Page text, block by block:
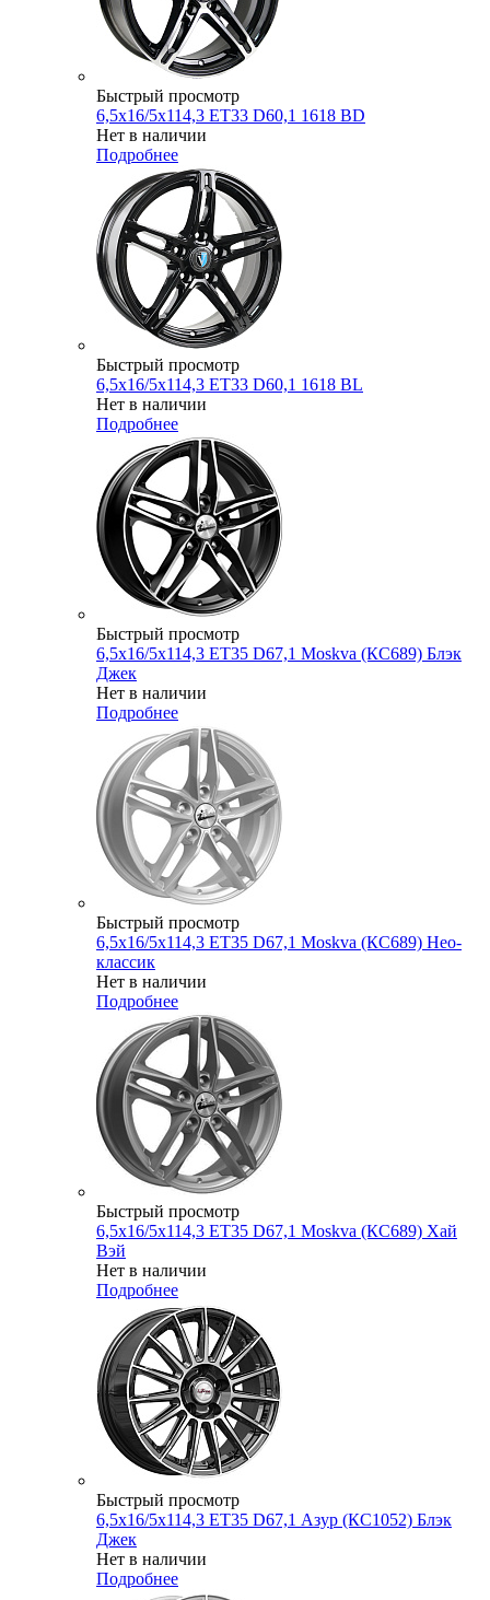
Быстрый просмотр
6,5x16/5x114,3 ET33 D60,1 1618 BD
Нет в наличии
Подробнее
Быстрый просмотр
6,5x16/5x114,3 ET33 D60,1 1618 BL
Нет в наличии
Подробнее
Быстрый просмотр
6,5x16/5x114,3 ET35 D67,1 Moskva (КС689) Блэк
Джек
Нет в наличии
Подробнее
Быстрый просмотр
6,5x16/5x114,3 ET35 D67,1 Moskva (КС689) Нео-
классик
Нет в наличии
Подробнее
Быстрый просмотр
6,5x16/5x114,3 ET35 D67,1 Moskva (КС689) Хай
Вэй
Нет в наличии
Подробнее
Быстрый просмотр
6,5x16/5x114,3 ET35 D67,1 Азур (КС1052) Блэк
Джек
Нет в наличии
Подробнее